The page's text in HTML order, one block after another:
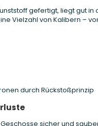
gefertigt, liegt gut
Vielzahl von Kalibern –
durch Rückstoßprinzip
sicher und